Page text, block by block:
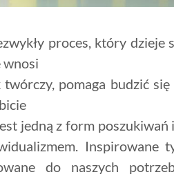
proces, który
wnosi
pomaga budzić
jedną z form
Inspirowane
do naszych